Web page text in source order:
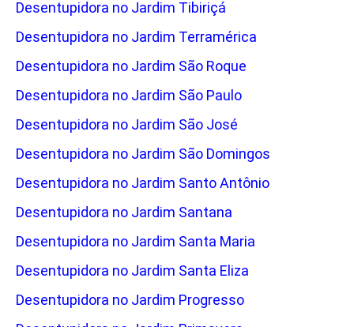
Desentupidora no Jardim Tibiriçá
Desentupidora no Jardim Terramérica
Desentupidora no Jardim São Roque
Desentupidora no Jardim São Paulo
Desentupidora no Jardim São José
Desentupidora no Jardim São Domingos
Desentupidora no Jardim Santo Antônio
Desentupidora no Jardim Santana
Desentupidora no Jardim Santa Maria
Desentupidora no Jardim Santa Eliza
Desentupidora no Jardim Progresso